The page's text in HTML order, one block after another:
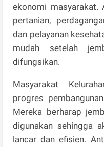
ekonomi masyarakat.
pertanian,
dan pelayanan
mudah setelah
difungsikan.
Masyarakat
progres
Mereka berharap
digunakan sehingga
lancar dan efisien.